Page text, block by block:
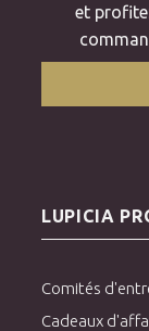
et
LUPICIA
Comités
Cadeaux